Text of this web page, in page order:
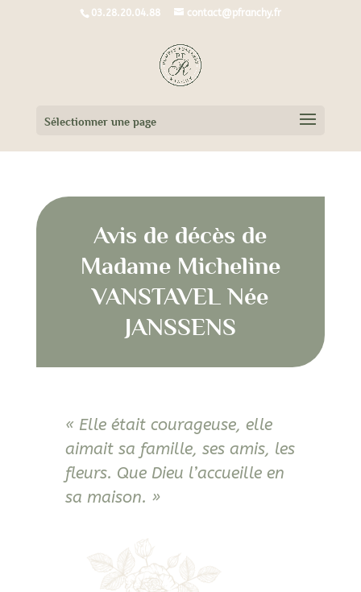
03.28.20.04.88 contact@pfranchy.fr
Sélectionner une page
Avis de décès de
Madame Micheline
VANSTAVEL Née
JANSSENS
« Elle était courageuse, elle
aimait sa famille, ses amis, les
fleurs. Que Dieu l’accueille en
sa maison. »